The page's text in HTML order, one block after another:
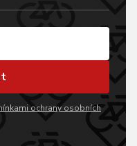
ochrany osobních